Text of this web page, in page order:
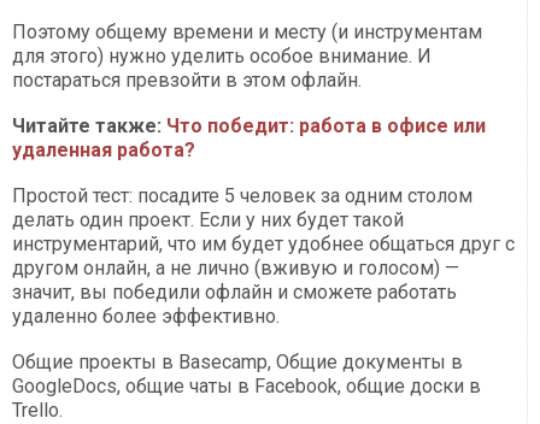
Поэтому общему времени и месту (и инструментам
для этого) нужно уделить особое внимание. И
постараться превзойти в этом офлайн.
Читайте также: Что победит: работа в офисе или
удаленная работа?
Простой тест: посадите 5 человек за одним столом
делать один проект. Если у них будет такой
инструментарий, что им будет удобнее общаться друг с
другом онлайн, а не лично (вживую и голосом) —
значит, вы победили офлайн и сможете работать
удаленно более эффективно.
Общие проекты в Basecamp, Общие документы в
GoogleDocs, общие чаты в Facebook, общие доски в
Trello.